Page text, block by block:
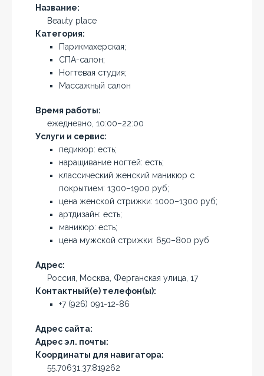
Название:
Beauty place
Категория:
Парикмахерская;
СПА-салон;
Ногтевая студия;
Массажный салон
Время работы:
ежедневно, 10:00–22:00
Услуги и сервис:
педикюр: есть;
наращивание ногтей: есть;
классический женский маникюр с
покрытием: 1300–1900 руб;
цена женской стрижки: 1000–1300 руб;
артдизайн: есть;
маникюр: есть;
цена мужской стрижки: 650–800 руб
Адрес:
Россия, Москва, Ферганская улица, 17
Контактный(е) телефон(ы):
+7 (926) 091-12-86
Адрес сайта:
Адрес эл. почты:
Координаты для навигатора:
55.70631,37.819262